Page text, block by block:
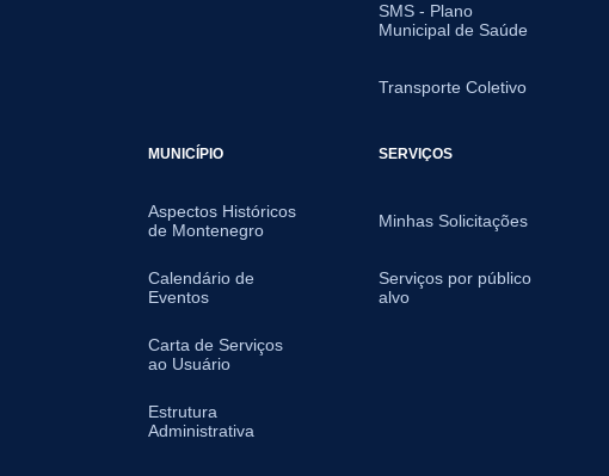
SMS - Plano
Municipal de Saúde
Transporte Coletivo
MUNICÍPIO
Aspectos Históricos
de Montenegro
Calendário de
Eventos
Carta de Serviços
ao Usuário
Estrutura
Administrativa
SERVIÇOS
Minhas Solicitações
Serviços por público
alvo